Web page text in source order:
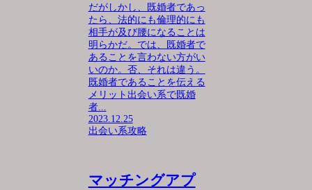
だがしかし、既婚者であっ
たら、法的にも倫理的にも
相手が及び腰になることは
明らかだ。では、既婚者で
あることを言わない方がい
いのか。否、それは違う。
既婚者であることを伝える
メリット出会い系で既婚
者...
2023.12.25
出会い系攻略
マッチングアプ